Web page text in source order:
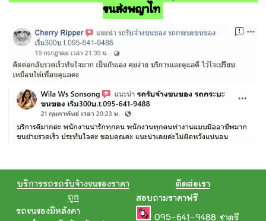
ขนส่งพญาไท
บริการรถรถรับจ้างขนของราคา
ถูก
รถขนของมีหลังคา
ติดต่อเรา
สอบถามราคาฟรี
095-641-9488 ชาตรี